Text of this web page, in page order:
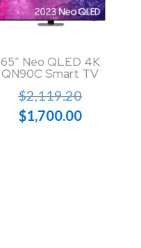
65″ Neo QLED 4K
QN90C Smart TV
$2,119.20El
precio
$1,700.00El